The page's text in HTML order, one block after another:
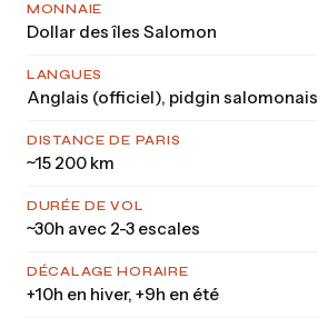
MONNAIE
Dollar des îles Salomon
LANGUES
Anglais (officiel), pidgin salomonais
DISTANCE DE PARIS
~15 200 km
DURÉE DE VOL
~30h avec 2-3 escales
DÉCALAGE HORAIRE
+10h en hiver, +9h en été